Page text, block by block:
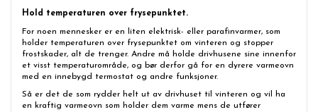
Hold temperaturen over frysepunktet.
For noen mennesker er en liten elektrisk- eller parafinvarmer, som
holder temperaturen over frysepunktet om vinteren og stopper
frostskader, alt de trenger. Andre må holde drivhusene sine innenfor
et visst temperaturområde, og bør derfor gå for en dyrere varmeovn
med en innebygd termostat og andre funksjoner.
Så er det de som rydder helt ut av drivhuset til vinteren og vil ha
en kraftig varmeovn som holder dem varme mens de utfører